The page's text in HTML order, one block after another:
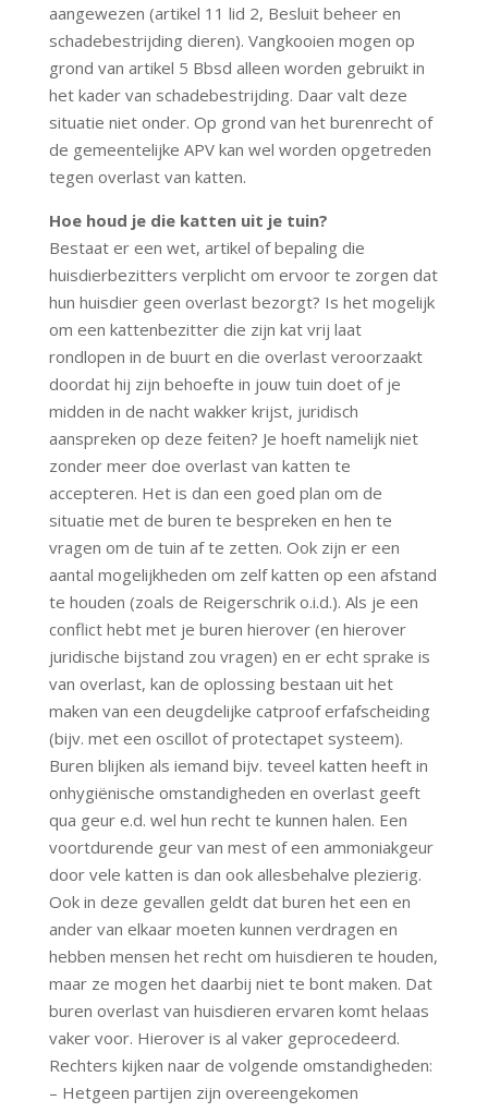
aangewezen (artikel 11 lid 2, Besluit beheer en
schadebestrijding dieren). Vangkooien mogen op
grond van artikel 5 Bbsd alleen worden gebruikt in
het kader van schadebestrijding. Daar valt deze
situatie niet onder. Op grond van het burenrecht of
de gemeentelijke APV kan wel worden opgetreden
tegen overlast van katten.
Hoe houd je die katten uit je tuin?
Bestaat er een wet, artikel of bepaling die
huisdierbezitters verplicht om ervoor te zorgen dat
hun huisdier geen overlast bezorgt? Is het mogelijk
om een kattenbezitter die zijn kat vrij laat
rondlopen in de buurt en die overlast veroorzaakt
doordat hij zijn behoefte in jouw tuin doet of je
midden in de nacht wakker krijst, juridisch
aanspreken op deze feiten? Je hoeft namelijk niet
zonder meer doe overlast van katten te
accepteren. Het is dan een goed plan om de
situatie met de buren te bespreken en hen te
vragen om de tuin af te zetten. Ook zijn er een
aantal mogelijkheden om zelf katten op een afstand
te houden (zoals de Reigerschrik o.i.d.). Als je een
conflict hebt met je buren hierover (en hierover
juridische bijstand zou vragen) en er echt sprake is
van overlast, kan de oplossing bestaan uit het
maken van een deugdelijke catproof erfafscheiding
(bijv. met een oscillot of protectapet systeem).
Buren blijken als iemand bijv. teveel katten heeft in
onhygiënische omstandigheden en overlast geeft
qua geur e.d. wel hun recht te kunnen halen. Een
voortdurende geur van mest of een ammoniakgeur
door vele katten is dan ook allesbehalve plezierig.
Ook in deze gevallen geldt dat buren het een en
ander van elkaar moeten kunnen verdragen en
hebben mensen het recht om huisdieren te houden,
maar ze mogen het daarbij niet te bont maken. Dat
buren overlast van huisdieren ervaren komt helaas
vaker voor. Hierover is al vaker geprocedeerd.
Rechters kijken naar de volgende omstandigheden:
– Hetgeen partijen zijn overeengekomen